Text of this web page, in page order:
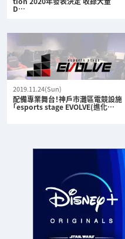
D…
2019.11.24(Sun)
配備專業舞台！神戶市灘區電競設施
「esports stage EVOLVE(進化…